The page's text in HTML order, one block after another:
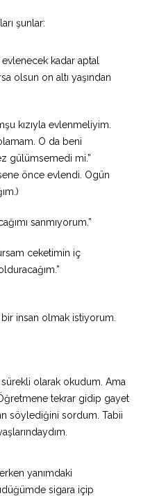
şunlar:
kadar aptal
olsun on altı yaşından
kızıyla evlenmeliyim.
O da beni
gülümsemedi mi.”
önce evlendi. Ogün
sanmıyorum.”
ceketimin iç
insan olmak istiyorum.
olarak okudum. Ama
tekrar gidip gayet
söylediğini sordum. Tabii
yanımdaki
sigara içip